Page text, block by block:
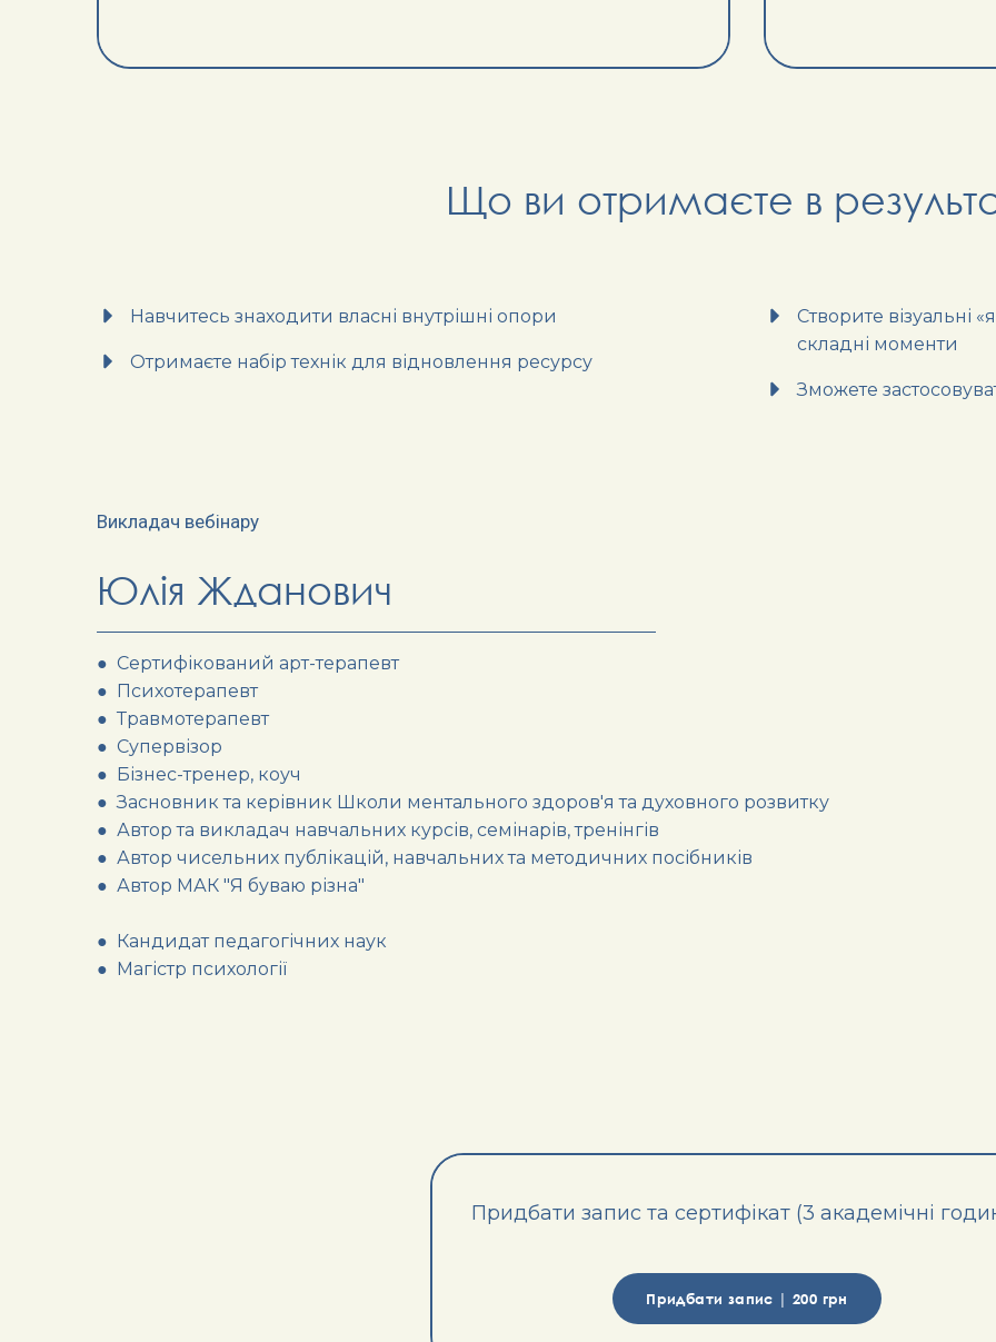
Що ви отримаєте в
Навчитесь знаходити власні внутрішні опори
Отримаєте набір технік для відновлення ресурсу
Створите візуальні
складні моменти
Зможете
Викладач вебінару
Юлія Жданович
● Сертифікований арт-терапевт
● Психотерапевт
● Травмотерапевт
● Супервізор
● Бізнес-тренер, коуч
● Засновник та керівник Школи ментального здоров'я та духовного розвитку
● Автор та викладач навчальних курсів, семінарів, тренінгів
● Автор чисельних публікацій, навчальних та методичних посібників
● Автор МАК "Я буваю різна"
● Кандидат педагогічних наук
● Магістр психології
Придбати запис та сертифікат (3 академічні
Придбати запис | 200 грн